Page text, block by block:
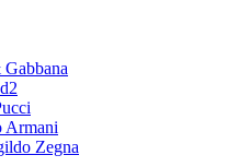
Armani
Zegna